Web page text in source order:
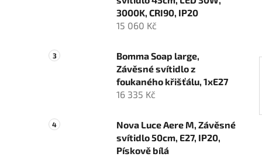
n
e
3000K, CRI90, IP20
15 060 Kč
Bomma Soap large,
Závěsné svítidlo z
foukaného křišťálu, 1xE27
16 335 Kč
Nova Luce Aere M, Závěsné
svítidlo 50cm, E27, IP20,
Pískově bílá